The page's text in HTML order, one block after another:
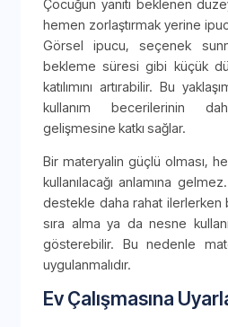
Çocuğun yanıtı beklenen
hemen zorlaştırmak yerine
Görsel ipucu, seçenek
bekleme süresi gibi küçük
katılımını artırabilir. Bu
kullanım becerilerinin
gelişmesine katkı sağlar.
Bir materyalin güçlü olması,
kullanılacağı anlamına
destekle daha rahat ilerlerken
sıra alma ya da nesne
gösterebilir. Bu nedenle
uygulanmalıdır.
Ev Çalışmasına